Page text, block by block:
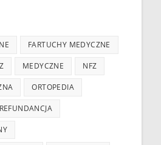
FARTUCHY MEDYCZNE
MEDYCZNE NFZ
ORTOPEDIA
REFUNDANCJA